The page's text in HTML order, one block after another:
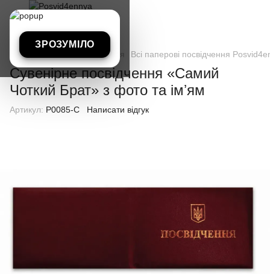
ЗРОЗУМІЛО
Всі паперові посвідчення Всі паперові посвідчення
Сувенірне посвідчення «Самий
Чоткий Брат» з фото та імʼям
Артикул: P0085-C Написати відгук